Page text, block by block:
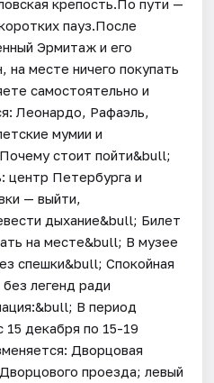
пауз.После
Эрмитаж и его
месте ничего покупать
самостоятельно и
Леонардо, Рафаэль,
мумии и
стоит пойти&bull;
центр Петербурга и
— выйти,
дыхание&bull; Билет
на месте&bull; В музее
спешки&bull; Спокойная
легенд ради
В период
15 декабря по 15-19
Дворцовая
проезда; левый